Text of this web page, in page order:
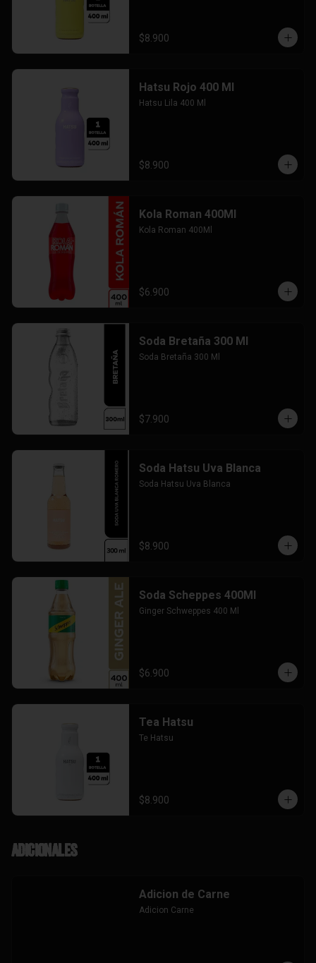
$8.900
Hatsu Rojo 400 Ml
Hatsu Lila 400 Ml
$8.900
Kola Roman 400Ml
Kola Roman 400Ml
$6.900
Soda Bretaña 300 Ml
Soda Bretaña 300 Ml
$7.900
Soda Hatsu Uva Blanca
Soda Hatsu Uva Blanca
$8.900
Soda Scheppes 400Ml
Ginger Schweppes 400 Ml
$6.900
Tea Hatsu
Te Hatsu
$8.900
Adicionales
Adicion de Carne
Adicion Carne